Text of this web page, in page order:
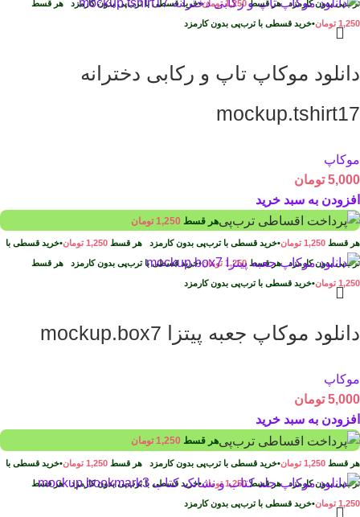
ترب‌پی بدون کارمزدهر قسط1,250 تومان•خرید قسطی با ترب‌پی بدون کارمزد هر قسط
1,250 تومان•خرید قسطی با ترب‌پی بدون کارمزد
دانلود موکاپ تاپ و رکابی دخترانه
mockup.tshirt17
موکاپ
5,000 تومان
افزودن به سبد خرید
هر قسط 1,250 تومان
هر قسط 1,250 تومان•خرید قسطی با ترب‌پی بدون کارمزد هر قسط 1,250 تومان•خرید قسطی با
ترب‌پی بدون کارمزدهر قسط 1,250 تومان•خرید قسطی با ترب‌پی بدون کارمزد هر قسط
1,250 تومان•خرید قسطی با ترب‌پی بدون کارمزد
دانلود موکاپ جعبه پیتزا mockup.box7
موکاپ
5,000 تومان
افزودن به سبد خرید
هر قسط 1,250 تومان
هر قسط 1,250 تومان•خرید قسطی با ترب‌پی بدون کارمزد هر قسط 1,250 تومان•خرید قسطی با
ترب‌پی بدون کارمزدهر قسط1,250 تومان•خرید قسطی با ترب‌پی بدون کارمزدهر قسط
1,250 تومان•خرید قسطی با ترب‌پی بدون کارمزد